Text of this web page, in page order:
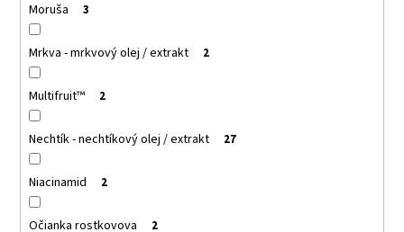
Moruša 3
Mrkva - mrkvový olej / extrakt 2
Multifruit™ 2
Nechtík - nechtíkový olej / extrakt 27
Niacinamid 2
Očianka rostkovova 2